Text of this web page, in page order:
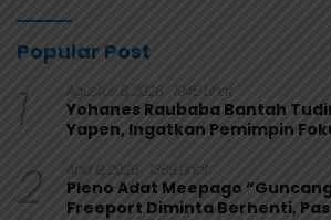
Popular Post
1 Agustus 6, 2026 1945 Lihat
Yohanes Raubaba Bantah
Yapen, Ingatkan Pemimpin
2 April 9, 2026 1369 Lihat
Pleno Adat Meepago
Freeport Diminta Berhenti,